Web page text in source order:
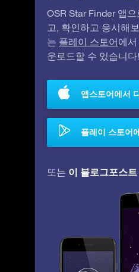
OSR Star Finder 앱
고, 확인하고 응시해
는 플레이 스토어에
운로드할 수 있습니다!
앱스토어에서
플레이 스토어
또는 이 블로그포스트